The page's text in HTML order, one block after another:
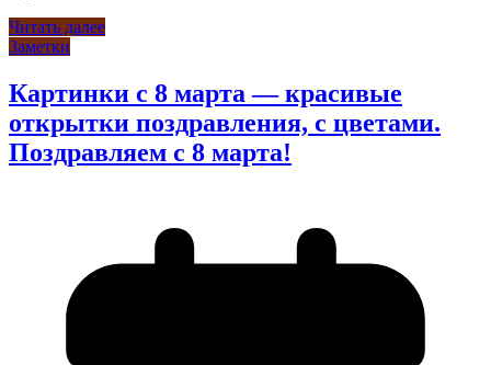
Читать далее
Заметки
Картинки с 8 марта — красивые
открытки поздравления, с цветами.
Поздравляем с 8 марта!